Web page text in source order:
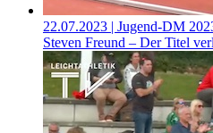
22.07.2023 | Jugend-DM
Steven Freund – Der Titel